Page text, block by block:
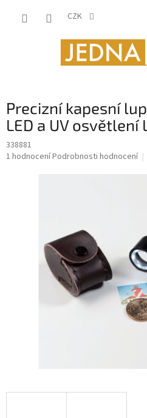
CZK
Precizní kapesní
LED a UV
338881
Průměrné
1 hodnoceníPodrobnosti hodnocení